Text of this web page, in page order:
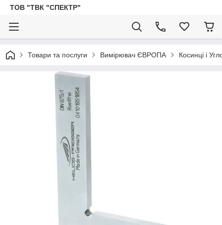
ТОВ "ТВК "СПЕКТР"
Товари та послуги Вимірювач ЄВРОПА Косинці і